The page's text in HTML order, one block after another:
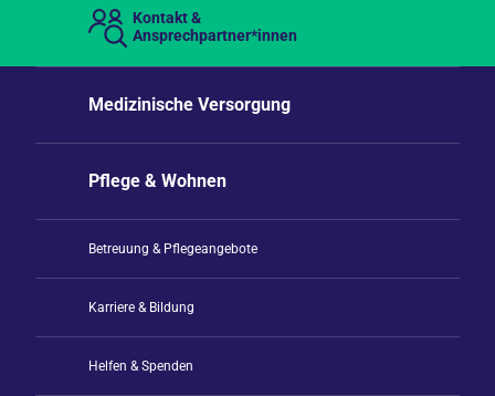
Kontakt &
Ansprechpartner*innen
Medizinische Versorgung
Pflege & Wohnen
Betreuung & Pflegeangebote
Karriere & Bildung
Helfen & Spenden